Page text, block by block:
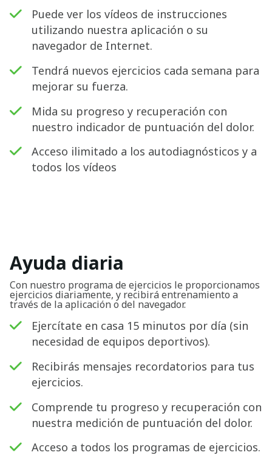
Puede ver los vídeos de instrucciones
utilizando nuestra aplicación o su
navegador de Internet.
Tendrá nuevos ejercicios cada semana para
mejorar su fuerza.
Mida su progreso y recuperación con
nuestro indicador de puntuación del dolor.
Acceso ilimitado a los autodiagnósticos y a
todos los vídeos
Ayuda diaria
Con nuestro programa de ejercicios le proporcionamos
ejercicios diariamente, y recibirá entrenamiento a
través de la aplicación o del navegador.
Ejercítate en casa 15 minutos por día (sin
necesidad de equipos deportivos).
Recibirás mensajes recordatorios para tus
ejercicios.
Comprende tu progreso y recuperación con
nuestra medición de puntuación del dolor.
Acceso a todos los programas de ejercicios.